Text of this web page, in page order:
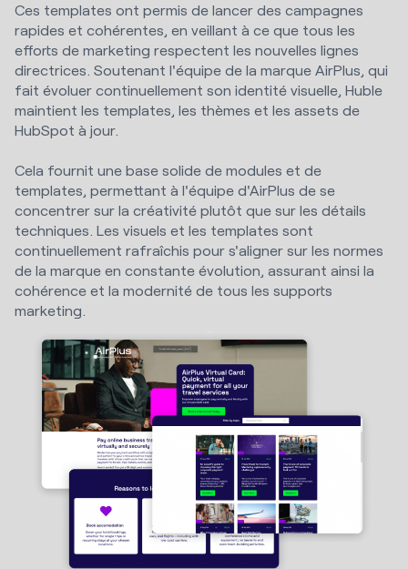
Ces templates ont permis de lancer des campagnes
rapides et cohérentes, en veillant à ce que tous les
efforts de marketing respectent les nouvelles lignes
directrices. Soutenant l'équipe de la marque AirPlus, qui
fait évoluer continuellement son identité visuelle, Huble
maintient les templates, les thèmes et les assets de
HubSpot à jour.
Cela fournit une base solide de modules et de
templates, permettant à l'équipe d'AirPlus de se
concentrer sur la créativité plutôt que sur les détails
techniques. Les visuels et les templates sont
continuellement rafraîchis pour s'aligner sur les normes
de la marque en constante évolution, assurant ainsi la
cohérence et la modernité de tous les supports
marketing.